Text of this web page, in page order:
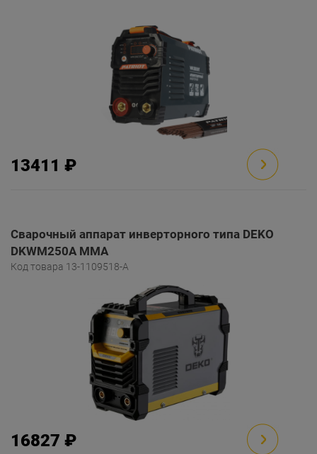
13411 ₽
Сварочный аппарат инверторного типа DEKO
DKWM250A MMA
Код товара 13-1109518-A
16827 ₽